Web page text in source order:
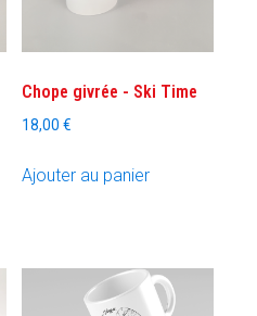
Chope givrée - Ski Time
18,00€
Ajouter au panier